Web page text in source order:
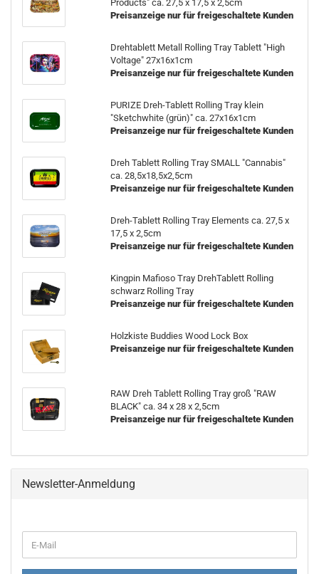
Products" ca. 27,5 x 17,5 x 2,5cm
Preisanzeige nur für freigeschaltete Kunden
Drehtablett Metall Rolling Tray Tablett "High
Voltage" 27x16x1cm
Preisanzeige nur für freigeschaltete Kunden
PURIZE Dreh-Tablett Rolling Tray klein
"Sketchwhite (grün)" ca. 27x16x1cm
Preisanzeige nur für freigeschaltete Kunden
Dreh Tablett Rolling Tray SMALL "Cannabis"
ca. 28,5x18,5x2,5cm
Preisanzeige nur für freigeschaltete Kunden
Dreh-Tablett Rolling Tray Elements ca. 27,5 x
17,5 x 2,5cm
Preisanzeige nur für freigeschaltete Kunden
Kingpin Mafioso Tray DrehTablett Rolling
schwarz Rolling Tray
Preisanzeige nur für freigeschaltete Kunden
Holzkiste Buddies Wood Lock Box
Preisanzeige nur für freigeschaltete Kunden
RAW Dreh Tablett Rolling Tray groß "RAW
BLACK" ca. 34 x 28 x 2,5cm
Preisanzeige nur für freigeschaltete Kunden
Newsletter-Anmeldung
ZUR
E-
Mail